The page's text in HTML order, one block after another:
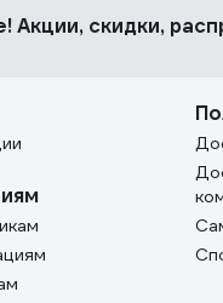
Акции, скидки,